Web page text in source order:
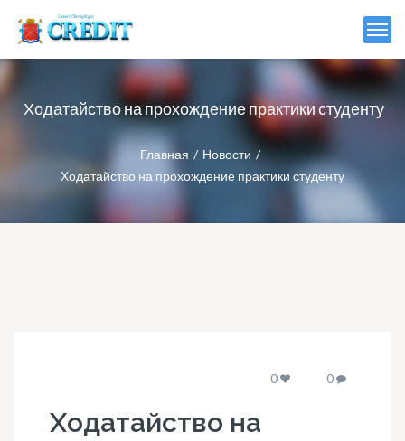
Ходатайство на прохождение практики студенту
Главная
Новости
Ходатайство на прохождение практики студенту
0 0
Ходатайство на